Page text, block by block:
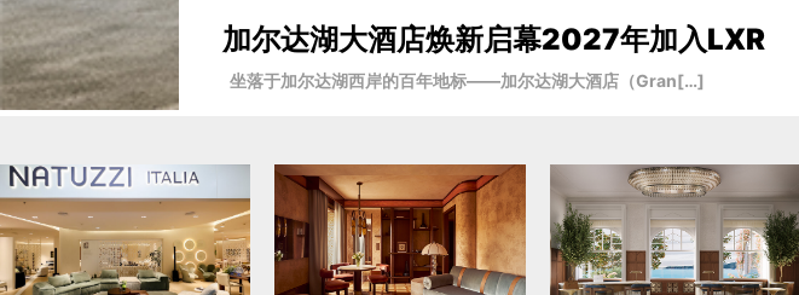
加尔达湖大酒店焕新启幕2027年加入LXR
坐落于加尔达湖西岸的百年地标——加尔达湖大酒店（Gran[…]